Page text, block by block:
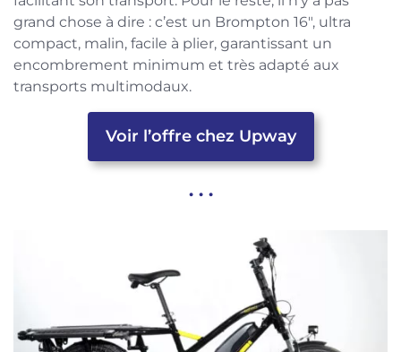
grand chose à dire : c’est un Brompton 16″, ultra
compact, malin, facile à plier, garantissant un
encombrement minimum et très adapté aux
transports multimodaux.
Voir l’offre chez Upway
. . .